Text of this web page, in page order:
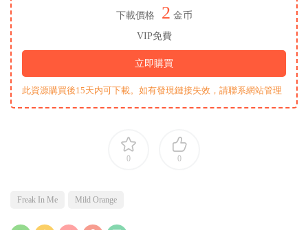
下載價格 2 金币
VIP免費
立即購買
此資源購買後15天内可下載。如有發現鏈接失效，請聯系網站管理
0 0
Freak In Me Mild Orange